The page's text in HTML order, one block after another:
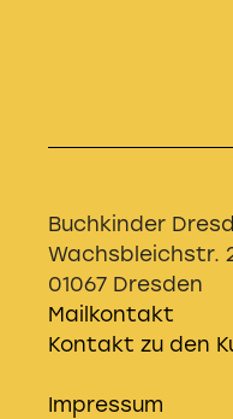
Buchkinder
Wachsbleichstr.
01067 Dresden
Mailkontakt
Kontakt zu den
Impressum